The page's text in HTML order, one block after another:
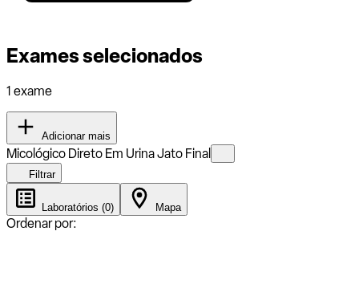
Exames selecionados
1 exame
Adicionar mais
Micológico Direto Em Urina Jato Final
Filtrar
Laboratórios (0) Mapa
Ordenar por: